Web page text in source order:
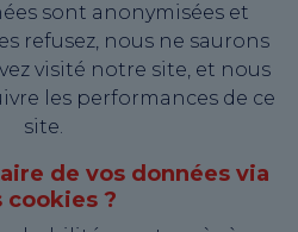
sont anonymisées et
refusez, nous ne saurons
visité notre site, et nous
les performances de ce
site.
de vos données via
cookies ?